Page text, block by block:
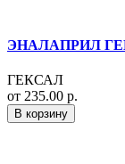
ЭНАЛАПРИЛ
ГЕКСАЛ
от 235.00 р.
В корзину